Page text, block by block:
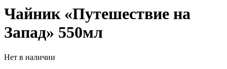
Чайник «Путешествие на
Запад» 550мл
Нет в наличии